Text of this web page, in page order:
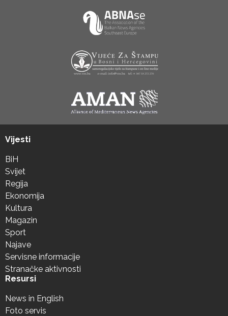
Vijesti
BiH
Svijet
Regija
Ekonomija
Kultura
Magazin
Sport
Najave
Servisne informacije
Stranačke aktivnosti
Resursi
News in English
Foto servis